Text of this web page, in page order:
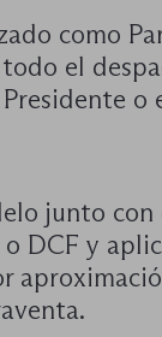
como
el
junto
DCF y